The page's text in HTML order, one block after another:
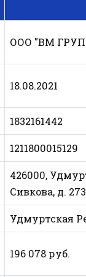
ООО "ВМ
18.08.2021
1832161442
1211800015129
426000,
Сивкова, д.
Удмуртская
196 078 руб.